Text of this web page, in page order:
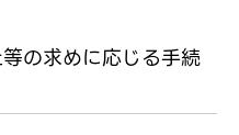
の求めに応じる手続